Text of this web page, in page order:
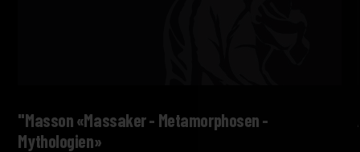
"Masson «Massaker - Metamorphosen -
Mythologien»